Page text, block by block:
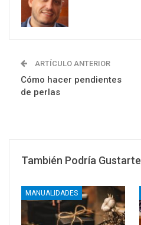
ARTÍCULO ANTERIOR
Cómo hacer pendientes
de perlas
También Podría Gustarte
MANUALIDADES